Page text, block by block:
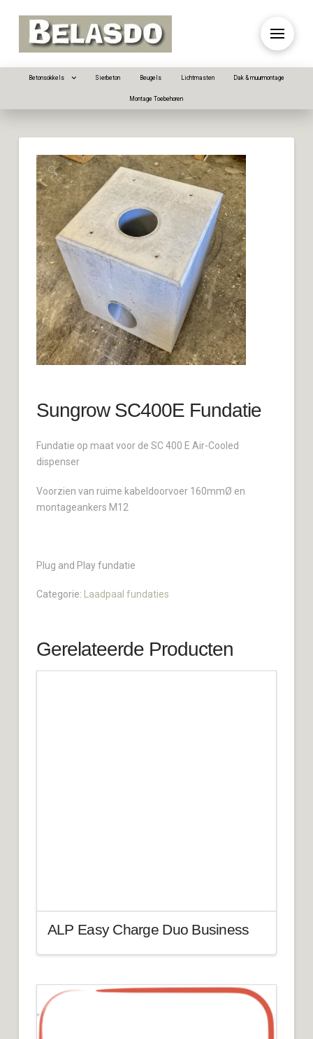
Betonsokkels Sierbeton Beugels Lichtmasten Dak & muurmontage
Montage Toebehoren
🔍
Sungrow SC400E Fundatie
Fundatie op maat voor de SC 400 E Air-Cooled
dispenser
Voorzien van ruime kabeldoorvoer 160mmØ en
montageankers M12
Plug and Play fundatie
Categorie: Laadpaal fundaties
Gerelateerde Producten
ALP Easy Charge Duo Business